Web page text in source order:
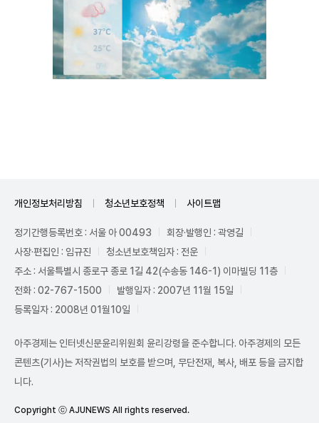
개인정보처리방침 청소년보호정책 사이트맵
정기간행등록번호 : 서울 아 00493
회장·발행인 : 곽영길
사장·편집인 : 임규진
청소년보호책임자 : 전운
주소 : 서울특별시 종로구 종로 1길 42(수송동 146-1) 이마빌딩 11층
전화 : 02-767-1500
발행일자 : 2007년 11월 15일
등록일자 : 2008년 01월10일
아주경제는 인터넷신문윤리위원회 윤리강령을 준수합니다. 아주경제의 모든
콘텐츠(기사)는 저작권법의 보호를 받으며, 무단전재, 복사, 배포 등을 금지합
니다.
Copyright ⓒ AJUNEWS All rights reserved.